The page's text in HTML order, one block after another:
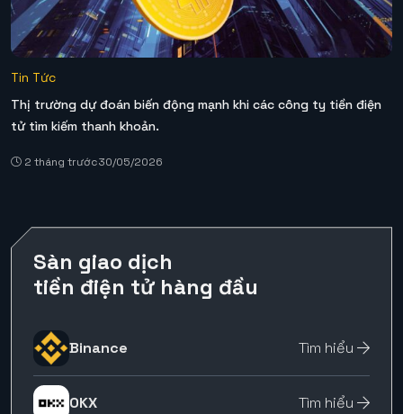
Tin Tức
Thị trường dự đoán biến động mạnh khi các công ty tiền điện
tử tìm kiếm thanh khoản.
2 tháng trước30/05/2026
Sàn giao dịch
tiền điện tử hàng đầu
Binance Tìm hiểu
OKX Tìm hiểu